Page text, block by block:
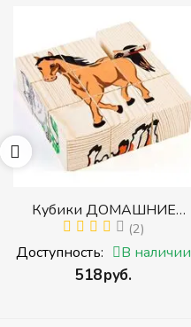
Кубики ДОМАШНИЕ
ЖИВОТНЫЕ (Томик)
(Набор кубиков
разрезных (складных))
(2)
Доступность: В наличии
‍518‍руб.